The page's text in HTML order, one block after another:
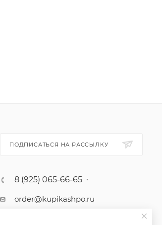
ПОДПИСАТЬСЯ НА РАССЫЛКУ
8 (925) 065-66-65
order@kupikashpo.ru